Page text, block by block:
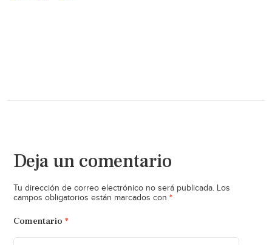
Deja un comentario
Tu dirección de correo electrónico no será publicada. Los
campos obligatorios están marcados con *
Comentario *